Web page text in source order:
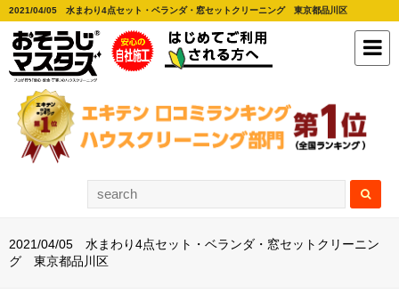
2021/04/05 水まわり4点セット・ベランダ・窓セットクリーニング 東京都品川区
2021/04/05 水まわり4点セット・ベランダ・窓セットクリーニン
グ 東京都品川区